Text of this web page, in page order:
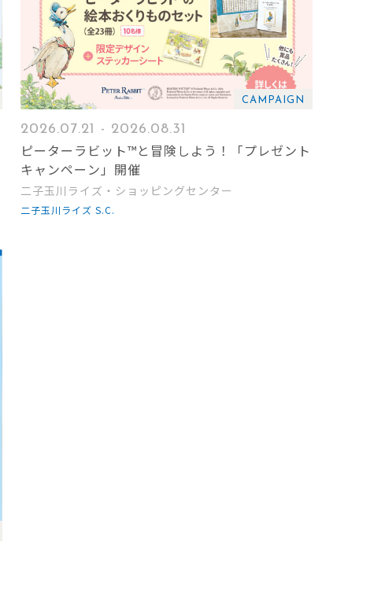
CAMPAIGN
2026.07.21 - 2026.08.31
ピーターラビット™と冒険しよう！「プレゼント
キャンペーン」開催
二子玉川ライズ・ショッピングセンター
二子玉川ライズ S.C.